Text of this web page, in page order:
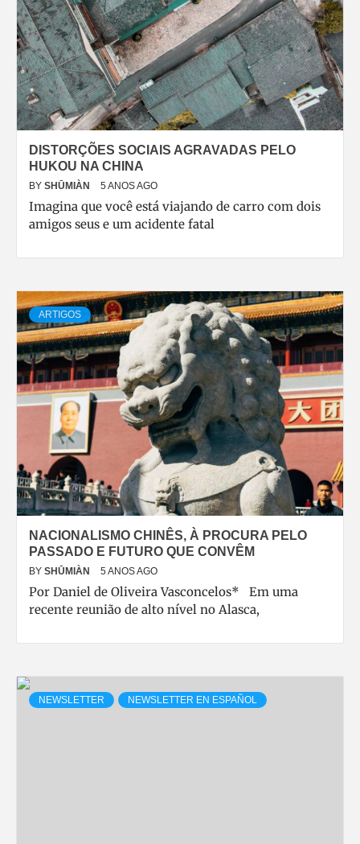
DISTORÇÕES SOCIAIS AGRAVADAS PELO
HUKOU NA CHINA
BY SHŪMIÀN 5 ANOS AGO
Imagina que você está viajando de carro com dois
amigos seus e um acidente fatal
ARTIGOS
NACIONALISMO CHINÊS, À PROCURA PELO
PASSADO E FUTURO QUE CONVÊM
BY SHŪMIÀN 5 ANOS AGO
Por Daniel de Oliveira Vasconcelos* Em uma
recente reunião de alto nível no Alasca,
NEWSLETTER NEWSLETTER EN ESPAÑOL